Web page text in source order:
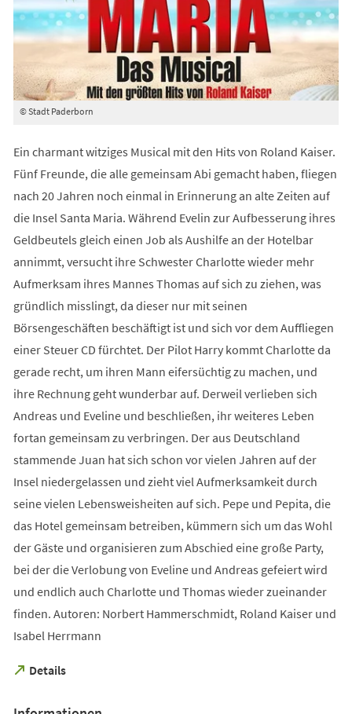
© Stadt Paderborn
Ein charmant witziges Musical mit den Hits von Roland Kaiser.
Fünf Freunde, die alle gemeinsam Abi gemacht haben, fliegen
nach 20 Jahren noch einmal in Erinnerung an alte Zeiten auf
die Insel Santa Maria. Während Evelin zur Aufbesserung ihres
Geldbeutels gleich einen Job als Aushilfe an der Hotelbar
annimmt, versucht ihre Schwester Charlotte wieder mehr
Aufmerksam ihres Mannes Thomas auf sich zu ziehen, was
gründlich misslingt, da dieser nur mit seinen
Börsengeschäften beschäftigt ist und sich vor dem Auffliegen
einer Steuer CD fürchtet. Der Pilot Harry kommt Charlotte da
gerade recht, um ihren Mann eifersüchtig zu machen, und
ihre Rechnung geht wunderbar auf. Derweil verlieben sich
Andreas und Eveline und beschließen, ihr weiteres Leben
fortan gemeinsam zu verbringen. Der aus Deutschland
stammende Juan hat sich schon vor vielen Jahren auf der
Insel niedergelassen und zieht viel Aufmerksamkeit durch
seine vielen Lebensweisheiten auf sich. Pepe und Pepita, die
das Hotel gemeinsam betreiben, kümmern sich um das Wohl
der Gäste und organisieren zum Abschied eine große Party,
bei der die Verlobung von Eveline und Andreas gefeiert wird
und endlich auch Charlotte und Thomas wieder zueinander
finden. Autoren: Norbert Hammerschmidt, Roland Kaiser und
Isabel Herrmann
Details
(Öffnet